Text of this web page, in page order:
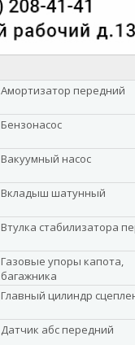
Амортизатор передний
Бензонасос
Вакуумный насос
Вкладыш шатунный
Втулка стабилизатора
Газовые упоры капота,
багажника
Главный цилиндр
Датчик абс передний